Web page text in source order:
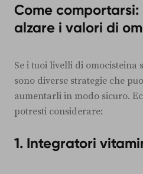
Come
alzare i valori di
Se i tuoi livelli di omocisteina
sono diverse strategie che
aumentarli in modo sicuro.
potresti considerare:
1. Integratori